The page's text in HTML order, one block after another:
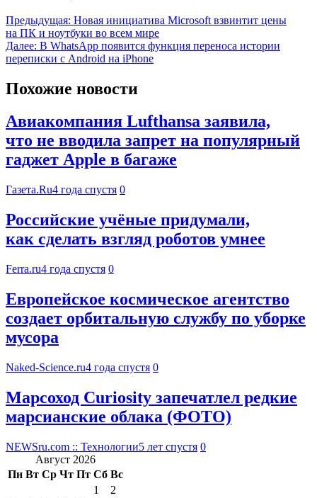
Предыдущая: Новая инициатива Microsoft взвинтит цены
на ПК и ноутбуки во всем мире
Далее: В WhatsApp появится функция переноса истории
переписки с Android на iPhone
Похожие новости
Авиакомпания Lufthansa заявила,
что не вводила запрет на популярный
гаджет Apple в багаже
Газета.Ru4 года спустя 0
Российские учёные придумали,
как сделать взгляд роботов умнее
Ferra.ru4 года спустя 0
Европейское космическое агентство
создает орбитальную службу по уборке
мусора
Naked-Science.ru4 года спустя 0
Марсоход Curiosity запечатлел редкие
марсианские облака (ФОТО)
NEWSru.com :: Технологии5 лет спустя 0
Август 2026
Пн Вт Ср Чт Пт Сб Вс
1
2